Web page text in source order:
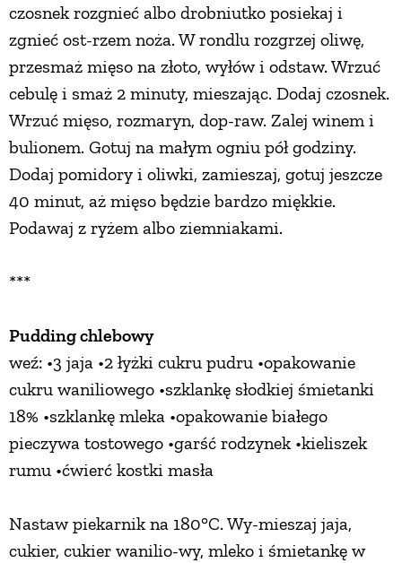
czosnek rozgnieć albo drobniutko posiekaj i
zgnieć ost-rzem noża. W rondlu rozgrzej oliwę,
przesmaż mięso na złoto, wyłów i odstaw. Wrzuć
cebulę i smaż 2 minuty, mieszając. Dodaj czosnek.
Wrzuć mięso, rozmaryn, dop-raw. Zalej winem i
bulionem. Gotuj na małym ogniu pół godziny.
Dodaj pomidory i oliwki, zamieszaj, gotuj jeszcze
40 minut, aż mięso będzie bardzo miękkie.
Podawaj z ryżem albo ziemniakami.
***
Pudding chlebowy
weź: •3 jaja •2 łyżki cukru pudru •opakowanie
cukru waniliowego •szklankę słodkiej śmietanki
18% •szklankę mleka •opakowanie białego
pieczywa tostowego •garść rodzynek •kieliszek
rumu •ćwierć kostki masła
Nastaw piekarnik na 180°C. Wy-mieszaj jaja,
cukier, cukier wanilio-wy, mleko i śmietankę w